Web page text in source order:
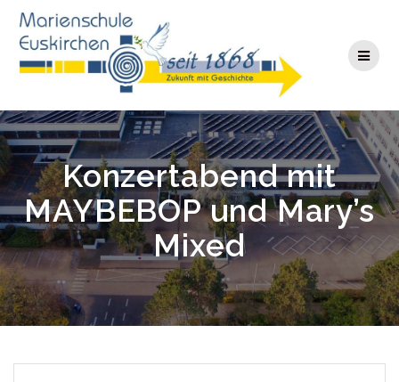
springen
Konzertabend mit
MAYBEBOP und Mary’s
Mixed